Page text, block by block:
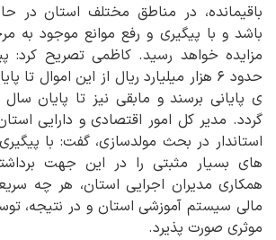
باقیمانده، در مناطق مختلف استان در
باشد و با پیگیری و رفع موانع موجود به
مزایده خواهد رسید. کاظمی تصریح کرد:
حدود ۶ هزار میلیارد ریال از این اموال
ی پایانی برسند و مابقی نیز تا پایان
گردد. مدیر کل امور اقتصادی و دارایی
استاندار در بحث مولدسازی، گفت: با
های بسیار مثبتی را در این جهت
همکاری مدیران اجرایی استان، هر چه
مالی سیستم آموزشی استان و در نتیجه،
موثری صورت پذیرد.